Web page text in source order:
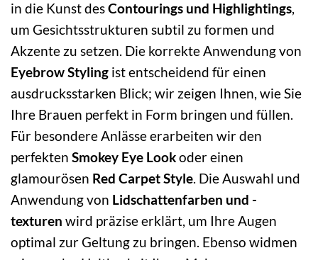
in die Kunst desContourings und Highlightings,
um Gesichtsstrukturen subtil zu formen und
Akzente zu setzen. Die korrekte Anwendung von
Eyebrow Styling ist entscheidend für einen
ausdrucksstarken Blick; wir zeigen Ihnen, wie Sie
Ihre Brauen perfekt in Form bringen und füllen.
Für besondere Anlässe erarbeiten wir den
perfekten Smokey Eye Lookoder einen
glamourösen Red Carpet Style. Die Auswahl und
Anwendung von Lidschattenfarben und -
texturen wird präzise erklärt, um Ihre Augen
optimal zur Geltung zu bringen. Ebenso widmen